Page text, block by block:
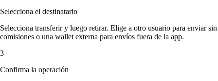
Selecciona el destinatario
Selecciona transferir y luego retirar. Elige a otro usuario para enviar sin
comisiones o una wallet externa para envíos fuera de la app.
3
Confirma la operación